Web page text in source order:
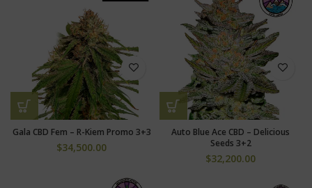
Gala CBD Fem – R-Kiem Promo 3+3
$34,500.00
Auto Blue Ace CBD – Delicious
Seeds 3+2
$32,200.00